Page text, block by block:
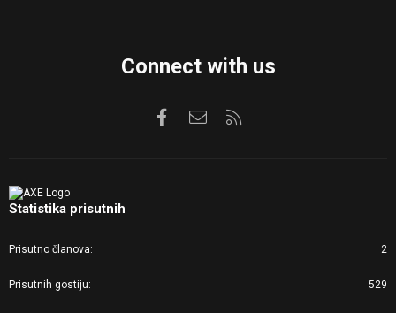
Connect with us
FacebookKontaktirajte nas
Statistika prisutnih
Prisutno članova 2
Prisutnih gostiju 529